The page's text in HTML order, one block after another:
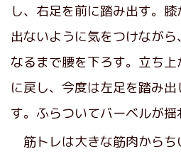
し、右足を前に踏み出す。
出ないように気をつけなが
なるまで腰を下ろす。立ち
に戻し、今度は左足を踏み
す。ふらついてバーベルが揺
筋トレは大きな筋肉からち